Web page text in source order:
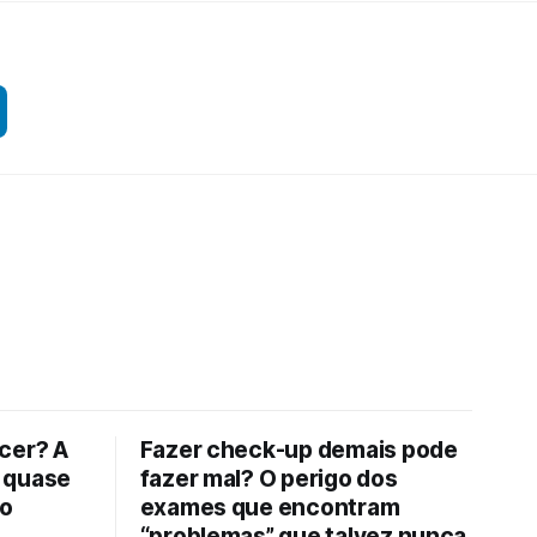
A
Fazer check-up demais pode
fazer mal? O perigo dos
exames que encontram